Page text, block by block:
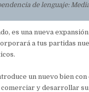
de lenguaje:
es una nueva
a tus partidas
un nuevo bien con
y desarrollar